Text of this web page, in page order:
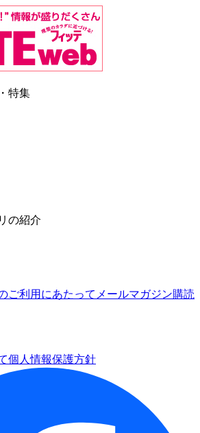
特集
の紹介
ご利用にあたって メールマガジン購読
個人情報保護方針